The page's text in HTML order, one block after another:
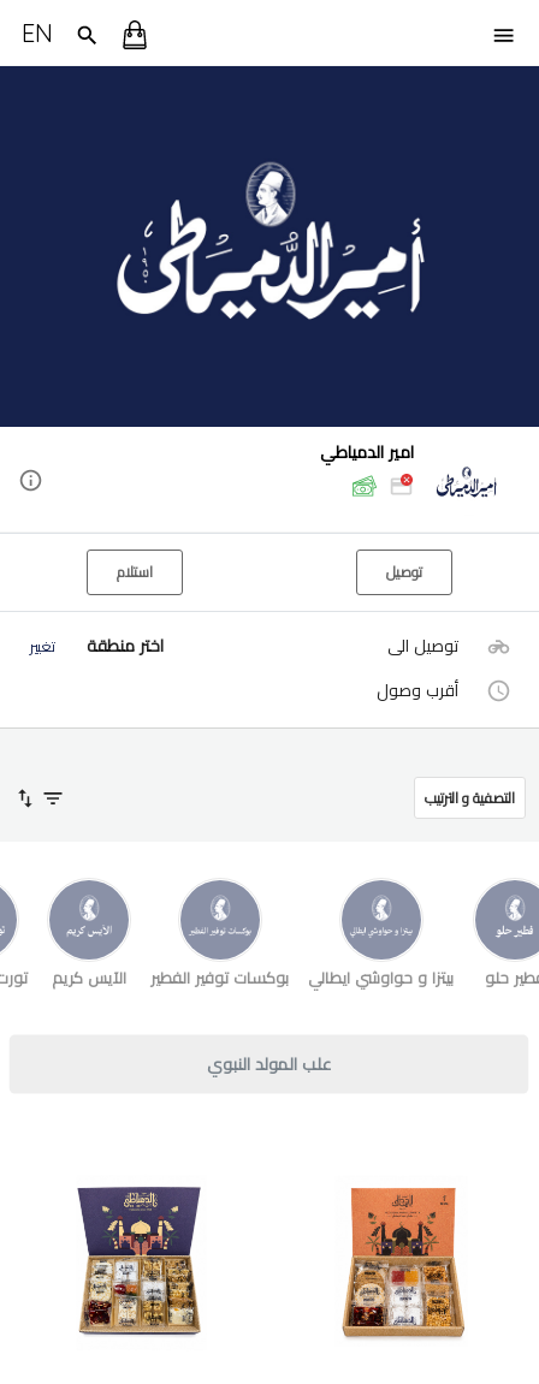
EN
امير الدمياطي
توصيل استلام
توصيل الى اختر منطقة تغيير
أقرب وصول
التصفية و الترتيب
حلو بيتزا و حواوشي ايطالي بوكسات توفير الفطير الآيس كريم
علب المولد النبوي